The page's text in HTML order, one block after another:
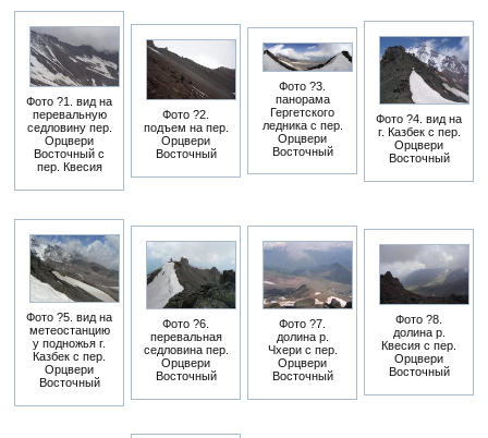
Фото ?1. вид на
перевальную
седловину пер.
Орцвери
Восточный с
пер. Квесия
Фото ?2.
подъем на пер.
Орцвери
Восточный
Фото ?3.
панорама
Гергетского
ледника с пер.
Орцвери
Восточный
Фото ?4. вид на
г. Казбек с пер.
Орцвери
Восточный
Фото ?5. вид на
метеостанцию
у подножья г.
Казбек с пер.
Орцвери
Восточный
Фото ?6.
перевальная
седловина пер.
Орцвери
Восточный
Фото ?7.
долина р.
Чхери с пер.
Орцвери
Восточный
Фото ?8.
долина р.
Квесия с пер.
Орцвери
Восточный